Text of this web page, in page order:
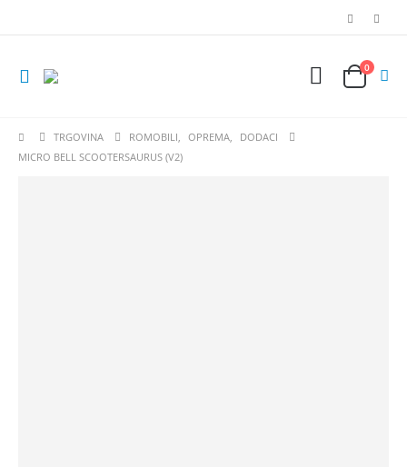
0
TRGOVINA ROMOBILI, OPREMA,
DODACI
MICRO BELL SCOOTERSAURUS (V2)